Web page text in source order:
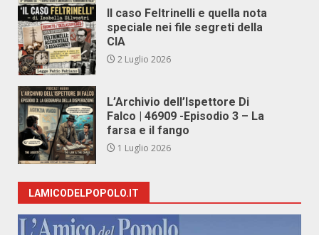
Il caso Feltrinelli e quella nota
speciale nei file segreti della
CIA
2 Luglio 2026
L’Archivio dell’Ispettore Di
Falco | 46909 -Episodio 3 – La
farsa e il fango
1 Luglio 2026
LAMICODELPOPOLO.IT